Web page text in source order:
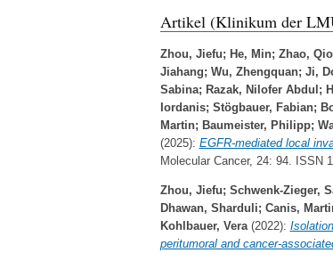
Artikel (Klinikum der
Zhou, Jiefu; He, Min; Zhao,
Jiahang; Wu, Zhengquan; Ji,
Sabina; Razak, Nilofer Abdul ;
Iordanis; Stögbauer, Fabian;
Martin; Baumeister, Philipp;
(2025): EGFR-mediated local
Molecular Cancer, 24: 94. ISSN
Zhou, Jiefu; Schwenk-Zieger,
Dhawan, Sharduli; Canis,
Kohlbauer, Vera(2022):
peritumoral and cancer-